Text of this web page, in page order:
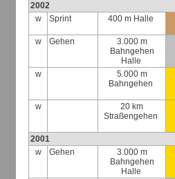
2002
w
Sprint 400 m Halle
w Gehen
3.000 m
Bahngehen
Halle
w
5.000 m
Bahngehen
w
20 km
Straßengehen
2001
w
Gehen
3.000 m
Bahngehen
Halle